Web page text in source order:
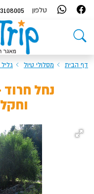
טלפון
דף הבית מסלולי טיול
נחל חרוד